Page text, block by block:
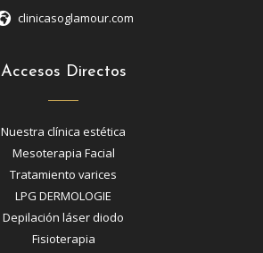
clinicasoglamour.com
Accesos Directos
Nuestra clínica estética
Mesoterapia Facial
Tratamiento varices
LPG DERMOLOGIE
Depilación láser diodo
Fisioterapia